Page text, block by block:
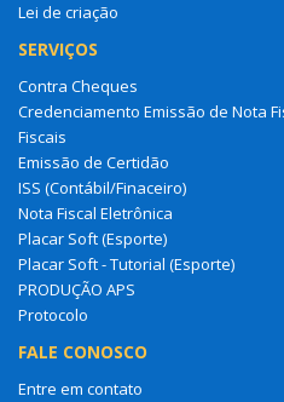
Lei de criação
SERVIÇOS
Contra Cheques
Credenciamento Emissão de Nota
Fiscais
Emissão de Certidão
ISS (Contábil/Finaceiro)
Nota Fiscal Eletrônica
Placar Soft (Esporte)
Placar Soft - Tutorial (Esporte)
PRODUÇÃO APS
Protocolo
FALE CONOSCO
Entre em contato